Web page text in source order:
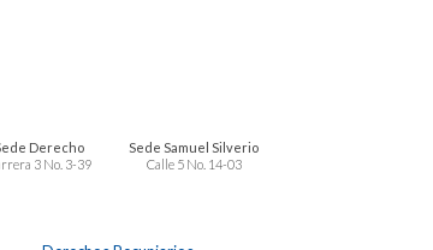
Derecho
3 No. 3-39
Sede Samuel Silverio
Calle 5 No. 14-03